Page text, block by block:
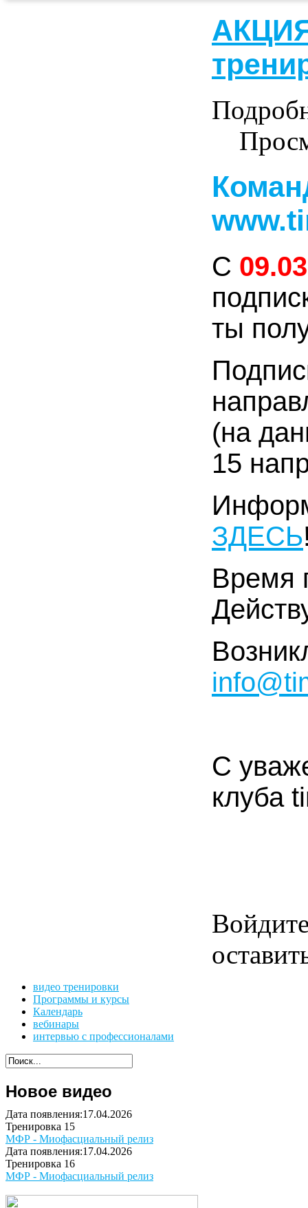
С
ты
(на
15
ЗДЕСЬ
Время
С
клуба
видео тренировки
Программы и курсы
Календарь
вебинары
интервью с профессионалами
Новое видео
Дата появления:17.04.2026
Тренировка 15
МФР - Миофасциальный релиз
Дата появления:17.04.2026
Тренировка 16
МФР - Миофасциальный релиз